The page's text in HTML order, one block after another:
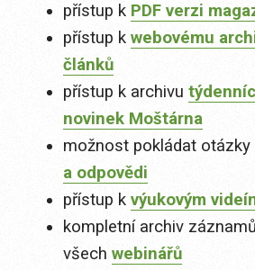
přístup k PDF verzi
přístup k webovému
článků
přístup k archivu
novinek Moštárna
možnost pokládat otázky
a odpovědi
přístup k výukovým
kompletní archiv záznamů
všech webinářů